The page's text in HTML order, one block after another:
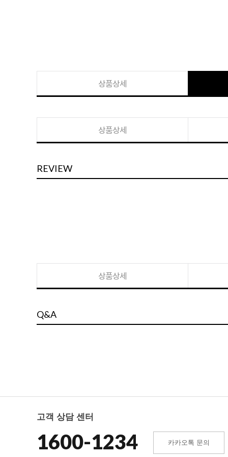
상품상세
상품상세
REVIEW
상품상세
Q&A
고객 상담 센터
1600-1234 카카오톡 문의